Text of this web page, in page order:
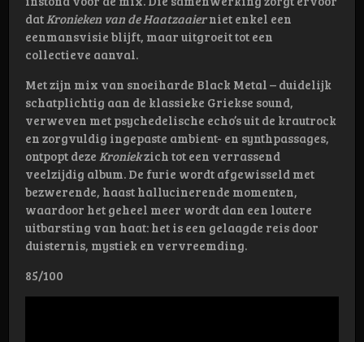
datKronieken van de Haatzaaierniet enkel een
eenmansvisie blijft, maar uitgroeit tot een
collectieve aanval.
Met zijn mix van snoeiharde Black Metal – duidelijk
schatplichtig aan de klassieke Griekse sound,
verweven met psychedelische echo’s uit de krautrock
en zorgvuldig ingepaste ambient- en synthpassages,
ontpopt deze Kroniekzich tot een verrassend
veelzijdig album. De furie wordt afgewisseld met
bezwerende, haast hallucinerende momenten,
waardoor het geheel meer wordt dan een loutere
uitbarsting van haat: het is een gelaagde reis door
duisternis, mystiek en vervreemding.
85/100